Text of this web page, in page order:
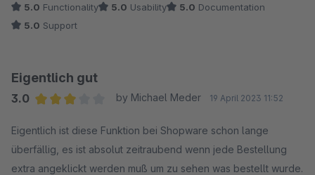
sieht, ob sofort versendet werden kann. Das wäre traumhaft!
5.0 Functionality 5.0 Usability 5.0 Documentation
5.0 Support
Eigentlich gut
3.0
by Michael Meder 19 April 2023 11:52
Eigentlich ist diese Funktion bei Shopware schon lange
überfällig, es ist absolut zeitraubend wenn jede Bestellung
extra angeklickt werden muß um zu sehen was bestellt wurde.